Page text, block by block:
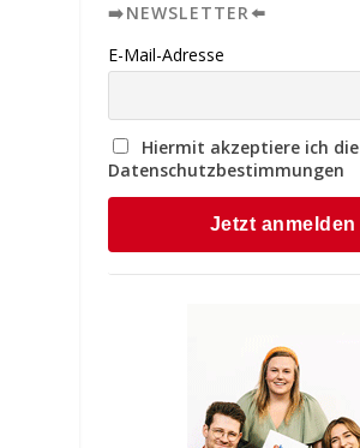
➡️NEWSLETTER⬅️
E-Mail-Adresse
Hiermit akzeptiere ich die
Datenschutzbestimmungen